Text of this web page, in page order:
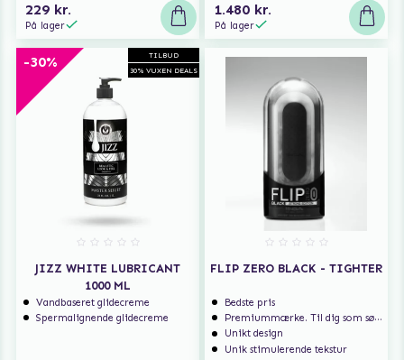
229 kr.
På lager
1.480 kr.
På lager
TILBUD
30% VUXEN DEALS
-30%
JIZZ WHITE LUBRICANT
1000 ML
Vandbaseret glidecreme
Spermalignende glidecreme
FLIP ZERO BLACK - TIGHTER
Bedste pris
Premiummærke. Til dig som søger ekstra høj kvalitet.
Unikt design
Unik stimulerende tekstur